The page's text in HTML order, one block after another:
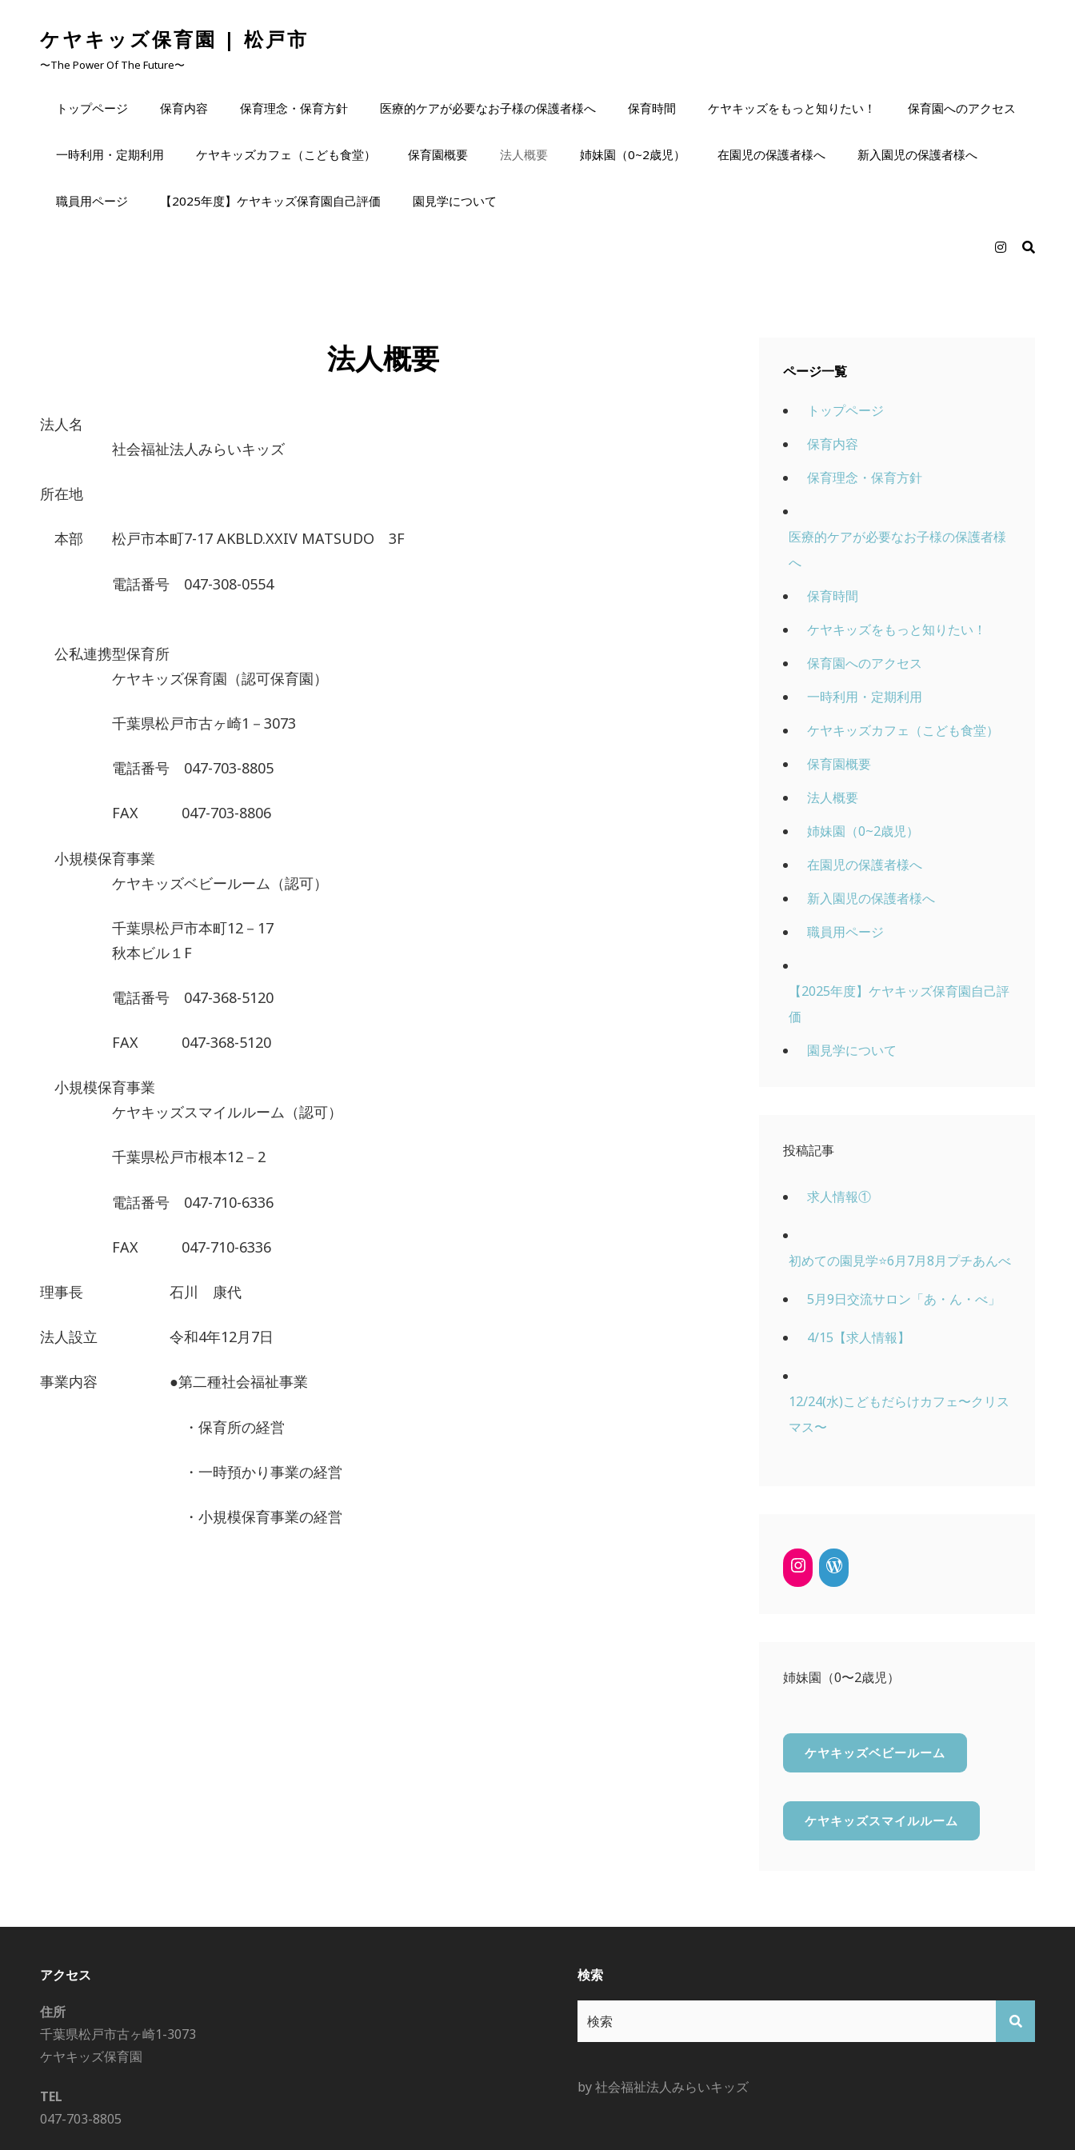
ケヤキッズ保育園 | 松戸市
〜The Power Of The Future〜
トップページ 保育内容 保育理念・保育方針 医療的ケアが必要なお子様の保護者様へ 保育時間 ケヤキッズをもっと知りたい！ 保育園へのアクセス
一時利用・定期利用 ケヤキッズカフェ（こども食堂） 保育園概要 法人概要 姉妹園（0~2歳児） 在園児の保護者様へ 新入園児の保護者様へ
職員用ページ 【2025年度】ケヤキッズ保育園自己評価 園見学について
Instagram
法人概要
法人名
社会福祉法人みらいキッズ
所在地
本部 松戸市本町7-17 AKBLD.XXIV MATSUDO 3F
電話番号 047-308-0554
公私連携型保育所
ケヤキッズ保育園（認可保育園）
千葉県松戸市古ヶ崎1－3073
電話番号 047-703-8805
FAX 047-703-8806
小規模保育事業
ケヤキッズベビールーム（認可）
千葉県松戸市本町12－17
秋本ビル１F
電話番号 047-368-5120
FAX 047-368-5120
小規模保育事業
ケヤキッズスマイルルーム（認可）
千葉県松戸市根本12－2
電話番号 047-710-6336
FAX 047-710-6336
理事長 石川 康代
法人設立 令和4年12月7日
事業内容 ●第二種社会福祉事業
・保育所の経営
・一時預かり事業の経営
・小規模保育事業の経営
ページ一覧
トップページ
保育内容
保育理念・保育方針
医療的ケアが必要なお子様の保護者様
へ
保育時間
ケヤキッズをもっと知りたい！
保育園へのアクセス
一時利用・定期利用
ケヤキッズカフェ（こども食堂）
保育園概要
法人概要
姉妹園（0~2歳児）
在園児の保護者様へ
新入園児の保護者様へ
職員用ページ
【2025年度】ケヤキッズ保育園自己評
価
園見学について
投稿記事
求人情報①
初めての園見学⭐️6月7月8月プチあんべ
5月9日交流サロン「あ・ん・べ」
4/15【求人情報】
12/24(水)こどもだらけカフェ〜クリス
マス〜
姉妹園（0〜2歳児）
ケヤキッズベビールーム
ケヤキッズスマイルルーム
アクセス
住所
千葉県松戸市古ヶ崎1-3073
ケヤキッズ保育園
TEL
047-703-8805
検索
索:
検
by 社会福祉法人みらいキッズ